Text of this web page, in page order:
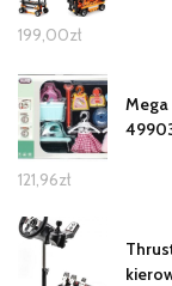
199,00zł
Mega
121,96zł